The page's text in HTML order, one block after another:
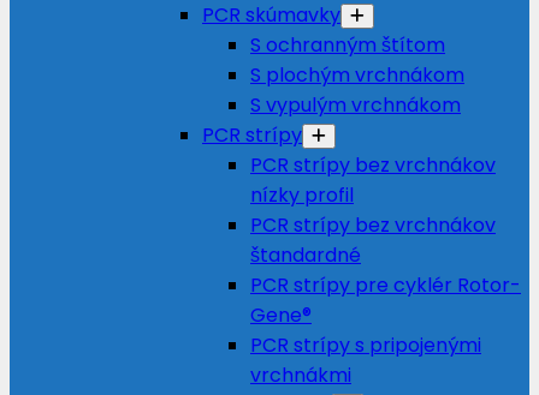
PCR skúmavky
S ochranným štítom
S plochým vrchnákom
S vypulým vrchnákom
PCR strípy
PCR strípy bez vrchnákov
nízky profil
PCR strípy bez vrchnákov
štandardné
PCR strípy pre cyklér Rotor-
Gene®
PCR strípy s pripojenými
vrchnákmi